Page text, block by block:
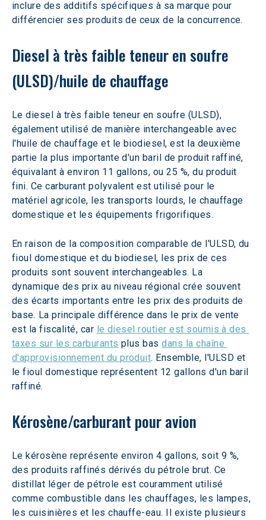
inclure des additifs spécifiques à sa marque pour
différencier ses produits de ceux de la concurrence.
Diesel à très faible teneur en soufre
(ULSD)/huile de chauffage
Le diesel à très faible teneur en soufre (ULSD),
également utilisé de manière interchangeable avec
l'huile de chauffage et le biodiesel, est la deuxième
partie la plus importante d'un baril de produit raffiné,
équivalant à environ 11 gallons, ou 25 %, du produit
fini. Ce carburant polyvalent est utilisé pour le
matériel agricole, les transports lourds, le chauffage
domestique et les équipements frigorifiques.
En raison de la composition comparable de l'ULSD, du
fioul domestique et du biodiesel, les prix de ces
produits sont souvent interchangeables. La
dynamique des prix au niveau régional crée souvent
des écarts importants entre les prix des produits de
base. La principale différence dans le prix de vente
est la fiscalité, car le diesel routier est soumis à des
taxes sur les carburants plus bas dans la chaîne
d'approvisionnement du produit. Ensemble, l'ULSD et
le fioul domestique représentent 12 gallons d'un baril
raffiné.
Kérosène/carburant pour avion
Le kérosène représente environ 4 gallons, soit 9 %,
des produits raffinés dérivés du pétrole brut. Ce
distillat léger de pétrole est couramment utilisé
comme combustible dans les chauffages, les lampes,
les cuisinières et les chauffe-eau. Il existe plusieurs